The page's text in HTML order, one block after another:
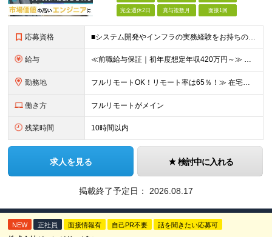
完全週休2日 賞与複数月 面接1回
応募資格 ■システム開発やインフラの実務経験をお持ちの方（言語・工程・年数不問） ■学歴不問 ┗システムサポートや運用保守・テスターなど幅広い経験の方も歓迎します！ ┗独学や実務未経験者といった方からの応募も歓
給与 ≪前職給与保証｜初年度想定年収420万円～≫ 月給35万円以上＋決算賞与＋交通費 ※スキル・経験を考慮の上、優遇します ※上記月給には固定残業代月20時間分(4万5000円以上)を含みます。超過し
勤務地 フルリモートOK！リモート率は65％！≫ 在宅勤務または東京・神奈川・埼玉・千葉のお客様先での勤務 ■本社 東京都港区芝2-22-15 STKビル 1F (変更の範囲)上記を除く当社関連勤務地
働き方 フルリモートがメイン
残業時間 10時間以内
求人を見る 検討中に入れる
掲載終了予定日： 2026.08.17
NEW 正社員 面接情報有 自己PR不要 話を聞きたい応募可